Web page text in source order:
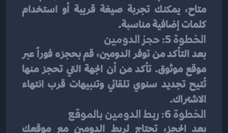
كلمات إضافية مناسبة.
الخطوة 5: حجز الدومين
بعد التأكد من توفر الدومين، قم بحجزه فوراً عبر
الاشتراك.
الخطوة 6: ربط الدومين بالموقع